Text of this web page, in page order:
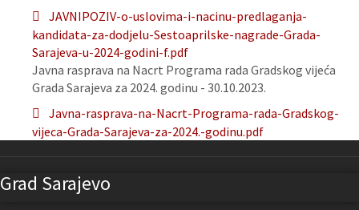
JAVNIPOZIV-o-uslovima-i-nacinu-predlaganja-
kandidata-za-dodjelu-Sestoaprilske-nagrade-Grada-
Sarajeva-u-2024-godini-f.pdf
Javna rasprava na Nacrt Programa rada Gradskog vijeća
Grada Sarajeva za 2024. godinu - 30.10.2023.
Javna-rasprava-na-Nacrt-Programa-rada-Gradskog-
vijeca-Grada-Sarajeva-za-2024.-godinu.pdf
Grad Sarajevo